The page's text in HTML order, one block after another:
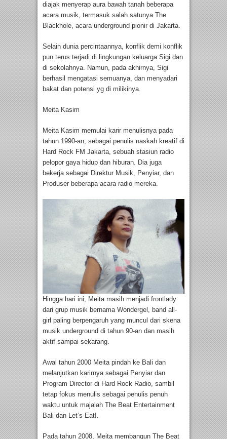
diajak menyerap aura bawah tanah beberapa
acara musik, termasuk salah satunya The
Blackhole, acara underground pionir di Jakarta.
Selain dunia percintaannya, konflik demi konflik
pun terus terjadi di lingkungan keluarga Sigi dan
di sekolahnya. Namun, pada akhirnya, Sigi
berhasil mengatasi semuanya, dan menyadari
bakat dan potensi yg di milikinya.
Meita Kasim
Meita Kasim memulai karir menulisnya pada
tahun 1990-an, sebagai penulis naskah kreatif di
Hard Rock FM Jakarta, sebuah stasiun radio
pelopor gaya hidup dan hiburan. Dia juga
bekerja sebagai Direktur Musik, Penyiar, dan
Produser beberapa acara radio mereka.
Hingga hari ini, Meita masih menjadi frontlady
dari grup musik bernama Wondergel, band all-
girl paling berpengaruh yang muncul dari skena
musik underground di tahun 90-an dan masih
aktif sampai sekarang.
Awal tahun 2000 Meita pindah ke Bali dan
melanjutkan karirnya sebagai Penyiar dan
Program Director di Hard Rock Radio, sambil
tetap fokus menulis sebagai penulis penuh
waktu untuk majalah The Beat Entertainment
Bali dan Let’s Eat!.
Pada tahun 2008, Meita membangun The Beat